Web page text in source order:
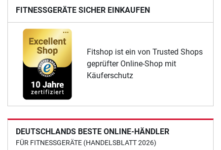
FITNESSGERÄTE SICHER EINKAUFEN
Fitshop ist ein von Trusted Shops
geprüfter Online-Shop mit
Käuferschutz
DEUTSCHLANDS BESTE ONLINE-HÄNDLER
FÜR FITNESSGERÄTE (HANDELSBLATT 2026)